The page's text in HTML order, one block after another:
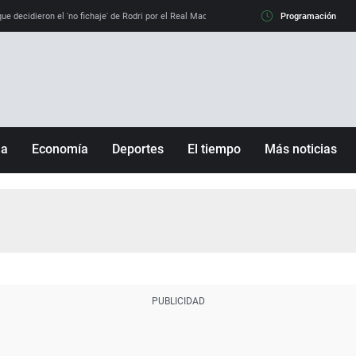
decidieron el 'no fichaje' de Rodri por el Real Madrid y su 'sí' al Barça La llamada
Programación
Economía Deportes El tiempo Más noticias